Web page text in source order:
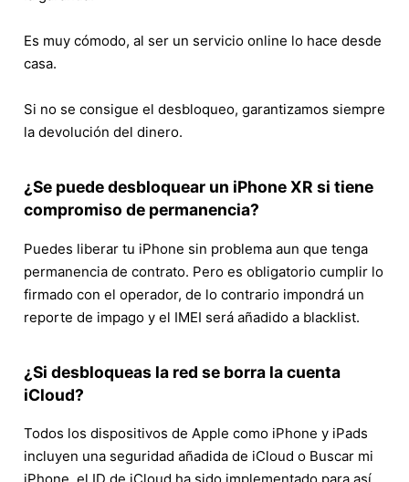
Es muy cómodo, al ser un servicio online lo hace desde
casa.
Si no se consigue el desbloqueo, garantizamos siempre
la devolución del dinero.
¿Se puede desbloquear un iPhone XR si tiene
compromiso de permanencia?
Puedes liberar tu iPhone sin problema aun que tenga
permanencia de contrato. Pero es obligatorio cumplir lo
firmado con el operador, de lo contrario impondrá un
reporte de impago y el IMEI será añadido a blacklist.
¿Si desbloqueas la red se borra la cuenta
iCloud?
Todos los dispositivos de Apple como iPhone y iPads
incluyen una seguridad añadida de iCloud o Buscar mi